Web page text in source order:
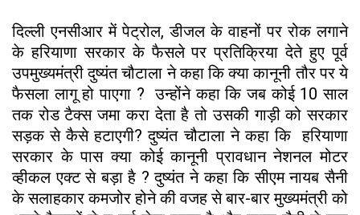
दिल्ली एनसीआर में पेट्रोल, डीजल के वाहनों पर रोक लगाने
के हरियाणा सरकार के फैसले पर प्रतिक्रिया देते हुए पूर्व
उपमुख्यमंत्री दुष्यंत चौटाला ने कहा कि क्या कानूनी तौर पर ये
फैसला लागू हो पाएगा ? उन्होंने कहा कि जब कोई 10 साल
तक रोड टैक्स जमा करा देता है तो उसकी गाड़ी को सरकार
सड़क से कैसे हटाएगी? दुष्यंत चौटाला ने कहा कि हरियाणा
सरकार के पास क्या कोई कानूनी प्रावधान नेशनल मोटर
व्हीकल एक्ट से बड़ा है ? दुष्यंत ने कहा कि सीएम नायब सैनी
के सलाहकार कमजोर होने की वजह से बार-बार मुख्यमंत्री को